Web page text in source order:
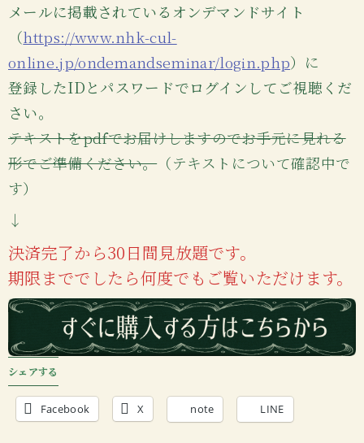
メールに掲載されているオンデマンドサイト
（https://www.nhk-cul-
online.jp/ondemandseminar/login.php）に
登録したIDとパスワードでログインしてご視聴くだ
さい。
テキストをpdfでお届けしますのでお手元に見れる
形でご準備ください。（テキストについて確認中で
す）
↓
決済完了から30日間見放題です。
期限まででしたら何度でもご覧いただけます。
シェアする
Facebook X note LINE